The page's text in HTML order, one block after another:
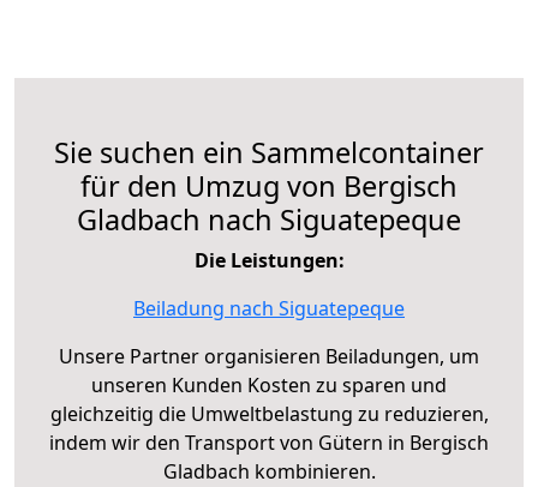
Sie suchen ein Sammelcontainer
für den Umzug von Bergisch
Gladbach nach Siguatepeque
Die Leistungen:
Beiladung nach Siguatepeque
Unsere Partner organisieren Beiladungen, um
unseren Kunden Kosten zu sparen und
gleichzeitig die Umweltbelastung zu reduzieren,
indem wir den Transport von Gütern in Bergisch
Gladbach kombinieren.